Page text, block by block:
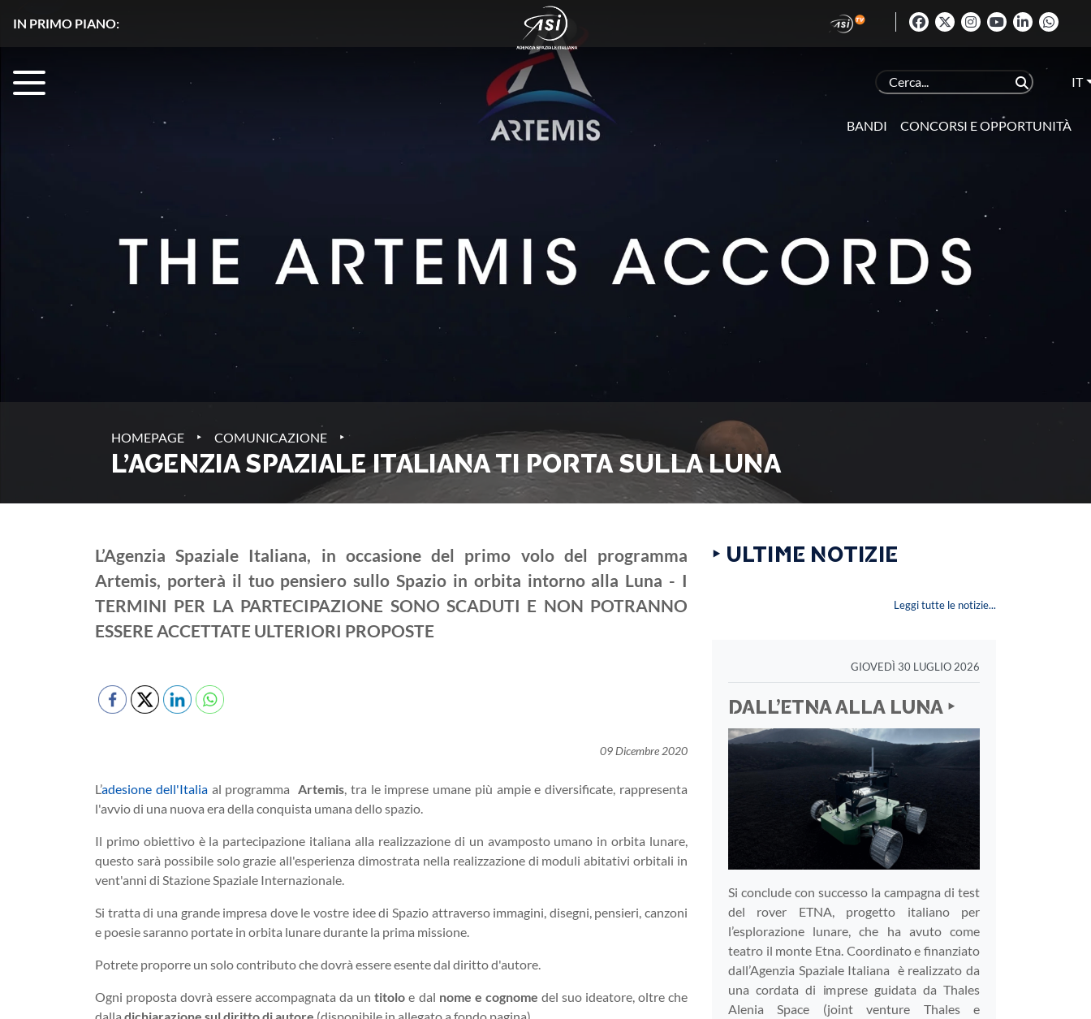
IN PRIMO PIANO:
IT
BANDI CONCORSI E OPPORTUNITÀ
HOMEPAGE ‣ COMUNICAZIONE ‣
L’AGENZIA SPAZIALE ITALIANA TI PORTA SULLA LUNA
L’Agenzia Spaziale Italiana, in occasione del primo volo del programma
Artemis, porterà il tuo pensiero sullo Spazio in orbita intorno alla Luna - I
TERMINI PER LA PARTECIPAZIONE SONO SCADUTI E NON POTRANNO
ESSERE ACCETTATE ULTERIORI PROPOSTE
09 Dicembre 2020
L’adesione dell'Italiaal programma Artemis, tra le imprese umane più ampie e diversificate, rappresenta
l'avvio di una nuova era della conquista umana dello spazio.
Il primo obiettivo è la partecipazione italiana alla realizzazione di un avamposto umano in orbita lunare,
questo sarà possibile solo grazie all'esperienza dimostrata nella realizzazione di moduli abitativi orbitali in
vent'anni di Stazione Spaziale Internazionale.
Si tratta di una grande impresa dove le vostre idee di Spazio attraverso immagini, disegni, pensieri, canzoni
e poesie saranno portate in orbita lunare durante la prima missione.
Potrete proporre un solo contributo che dovrà essere esente dal diritto d'autore.
Ogni proposta dovrà essere accompagnata da untitolo e dal nome e cognome del suo ideatore, oltre che
‣ ULTIME NOTIZIE
Leggi tutte le notizie...
GIOVEDÌ 30 LUGLIO 2026
DALL’ETNA ALLA LUNA ‣
Si conclude con successo la campagna di test
del rover ETNA, progetto italiano per
l’esplorazione lunare, che ha avuto come
teatro il monte Etna. Coordinato e finanziato
dall’Agenzia Spaziale Italiana è realizzato da
una cordata di imprese guidata da Thales
Alenia Space (joint venture Thales e